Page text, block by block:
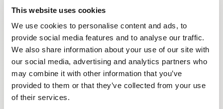
This website uses cookies
We use cookies to personalise content and ads, to
provide social media features and to analyse our traffic.
We also share information about your use of our site with
our social media, advertising and analytics partners who
may combine it with other information that you’ve
provided to them or that they’ve collected from your use
of their services.